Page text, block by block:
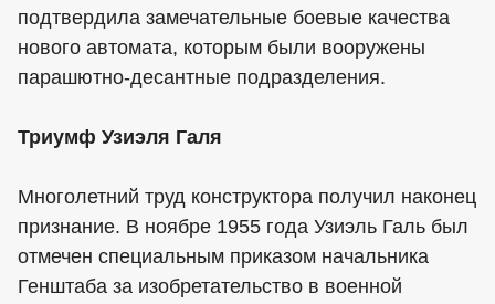
подтвердила замечательные боевые качества
нового автомата, которым были вооружены
парашютно-десантные подразделения.
Триумф Узиэля Галя
Многолетний труд конструктора получил наконец
признание. В ноябре 1955 года Узиэль Галь был
отмечен специальным приказом начальника
Генштаба за изобретательство в военной